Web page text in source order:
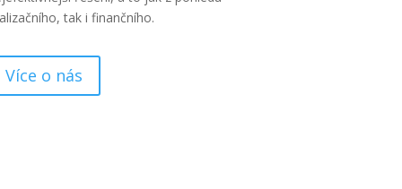
tak i finančního.
Více o nás